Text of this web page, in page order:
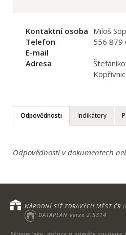
Kontaktní osoba Miloš
Telefon
556 879
E-mail
Adresa
Odpovědnosti Indikátory
Odpovědnosti v dokumentech
NÁRODNÍ SÍŤ ZDRAVÝCH MĚST ČR
DATAPLÁN verze 2.5314